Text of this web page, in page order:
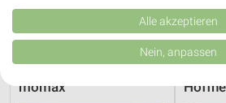
8,2 km
Gartenabverkauf Spare
Gültig
mömax
Kombinationen von Daten aus verschiedenen
Verbesserung der Angebote. Verwendung
von Inhalten.
Daten können außerhalb der Europäischen
Website/App.
Alle akzeptieren
Nein, anpassen